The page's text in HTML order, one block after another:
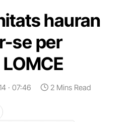
hauran
se per
· 07:46 2 Mins Read